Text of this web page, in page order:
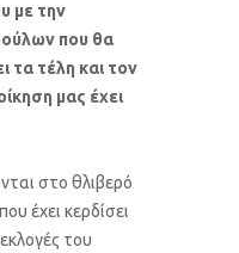
με την
που θα
τα τέλη και τον
μας έχει
στο θλιβερό
έχει κερδίσει
του